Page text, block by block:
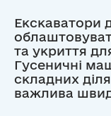
Екскаватори
та укриття
Гусеничні
складних
важлива